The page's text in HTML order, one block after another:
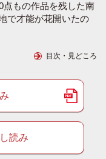
点もの作品を残した南
で才能が花開いたの
目次・見どころ
読み